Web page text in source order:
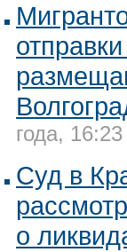
года, 16:23
Суд в
о